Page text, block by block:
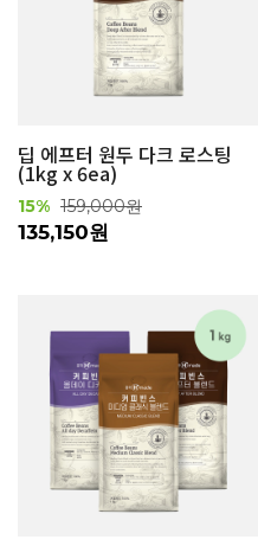
딥 에프터 원두 다크 로스팅
(1kg x 6ea)
15% 159,000원
135,150원